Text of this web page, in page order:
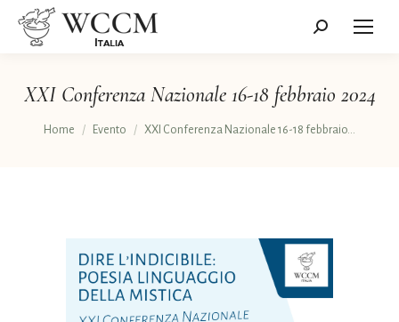
Cerca:
XXI Conferenza Nazionale 16-18 febbraio 2024
Tu sei qui:
Home Evento XXI Conferenza Nazionale 16-18 febbraio…